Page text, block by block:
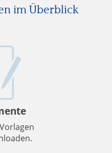
im Überblick